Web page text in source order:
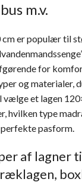
m.v.
cm er populær til
for
og materialer,
vælge et lagen
hvilken type
perfekte pasform.
af lagner